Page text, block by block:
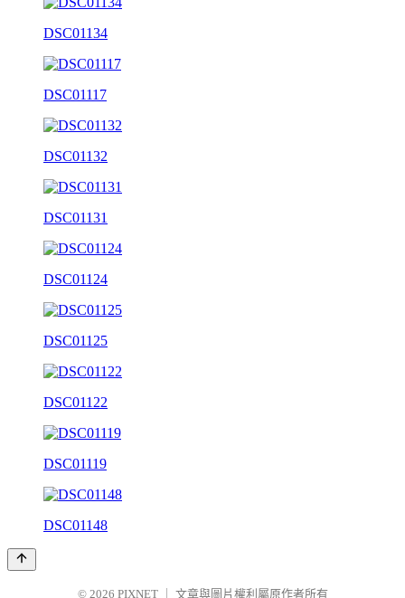
DSC01134
DSC01117
DSC01132
DSC01131
DSC01124
DSC01125
DSC01122
DSC01119
DSC01148
© 2026 PIXNET 文章與圖片權利屬原作者所有